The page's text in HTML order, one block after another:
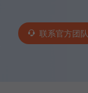
联系官方团队